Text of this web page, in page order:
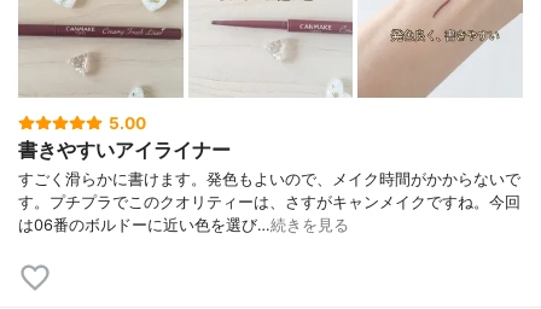
5.00
書きやすいアイライナー
すごく滑らかに書けます。発色もよいので、メイク時間がかからないで
す。プチプラでこのクオリティーは、さすがキャンメイクですね。今回
は06番のボルドーに近い色を選び…続きを見る